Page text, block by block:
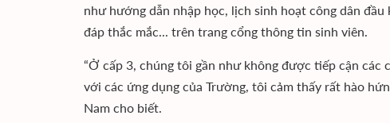
như hướng dẫn nhập học, lịch sinh hoạt công dân
đáp thắc mắc... trên trang cổng thông tin sinh viên.
“Ở cấp 3, chúng tôi gần như không được tiếp cận
với các ứng dụng của Trường, tôi cảm thấy rất hào
Nam cho biết.